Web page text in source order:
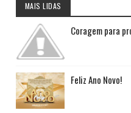
MAIS LIDAS
Coragem para
Feliz Ano Novo!